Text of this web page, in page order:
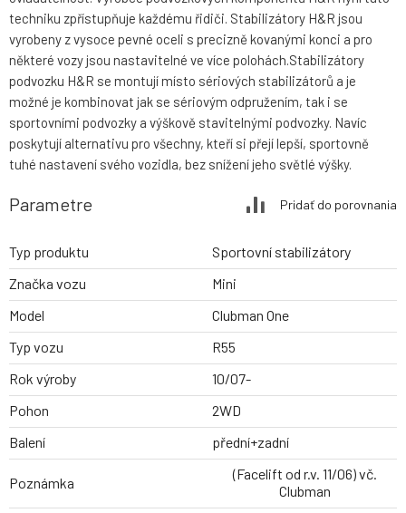
techniku zpřístupňuje každému řidiči. Stabilizátory H&R jsou
vyrobeny z vysoce pevné oceli s precizně kovanými konci a pro
některé vozy jsou nastavitelné ve více polohách.Stabilizátory
podvozku H&R se montují místo sériových stabilizátorů a je
možné je kombinovat jak se sériovým odpružením, tak i se
sportovními podvozky a výškově stavitelnými podvozky. Navíc
poskytují alternativu pro všechny, kteří si přejí lepší, sportovně
tuhé nastavení svého vozidla, bez snížení jeho světlé výšky.
Parametre Pridať do porovnania
Typ produktu
Sportovní stabilizátory
Značka vozu
Mini
Model
Clubman One
Typ vozu
R55
Rok výroby
10/07-
Pohon
2WD
Balení
přední+zadní
Poznámka
(Facelift od r.v. 11/06) vč.
Clubman